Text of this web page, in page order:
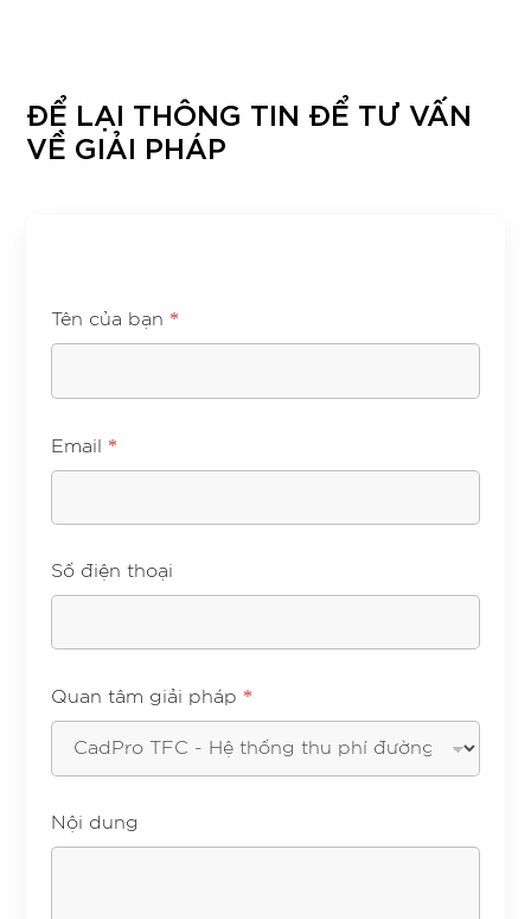
ĐỂ LẠI THÔNG TIN ĐỂ TƯ VẤN
VỀ GIẢI PHÁP
Tên của bạn *
Email *
Số điện thoại
Quan tâm giải pháp *
Nội dung